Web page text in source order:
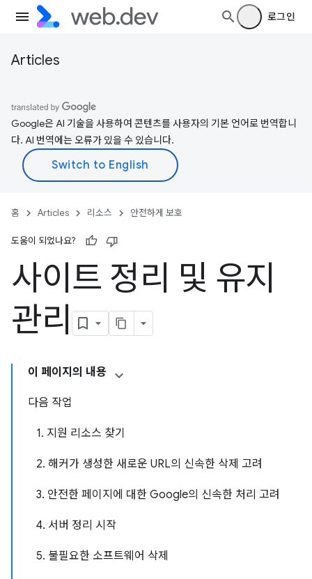
로그인
Articles
Google은 AI 기술을 사용하여 콘텐츠를 사용자의 기본 언어로 번역합니
다. AI 번역에는 오류가 있을 수 있습니다.
홈 Articles 리소스 안전하게 보호
도움이 되었나요?
사이트 정리 및 유지
관리
이 페이지의 내용
다음 작업
1. 지원 리소스 찾기
2. 해커가 생성한 새로운 URL의 신속한 삭제 고려
3. 안전한 페이지에 대한 Google의 신속한 처리 고려
4. 서버 정리 시작
5. 불필요한 소프트웨어 삭제